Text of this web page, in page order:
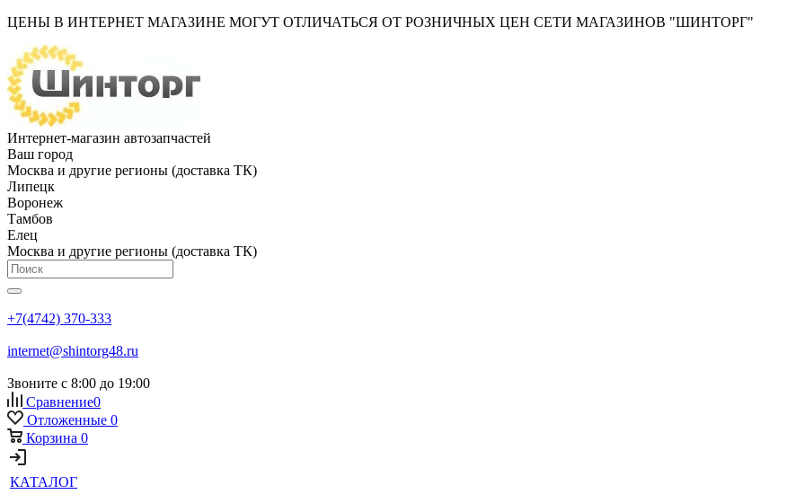
ЦЕНЫ В ИНТЕРНЕТ МАГАЗИНЕ МОГУТ ОТЛИЧАТЬСЯ ОТ РОЗНИЧНЫХ ЦЕН СЕТИ МАГАЗИНОВ "ШИНТОРГ"
Интернет-магазин автозапчастей
Ваш город
Москва и другие регионы (доставка ТК)
Липецк
Воронеж
Тамбов
Елец
Москва и другие регионы (доставка ТК)
+7(4742) 370-333
internet@shintorg48.ru
Звоните с 8:00 до 19:00
Сравнение0
Отложенные 0
Корзина 0
КАТАЛОГ